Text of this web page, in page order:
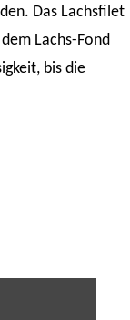
Das Lachsfilet
Lachs-Fond
bis die